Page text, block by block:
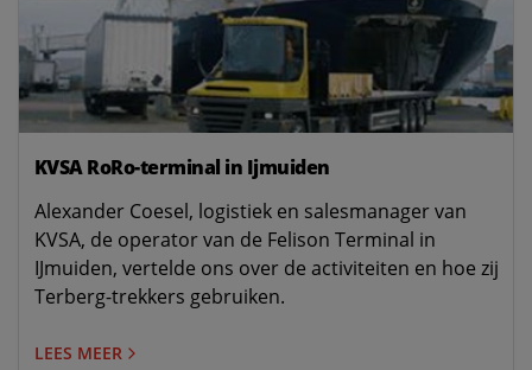
KVSA RoRo-terminal in Ijmuiden
Alexander Coesel, logistiek en salesmanager van
KVSA, de operator van de Felison Terminal in
IJmuiden, vertelde ons over de activiteiten en hoe zij
Terberg-trekkers gebruiken.
LEES MEER